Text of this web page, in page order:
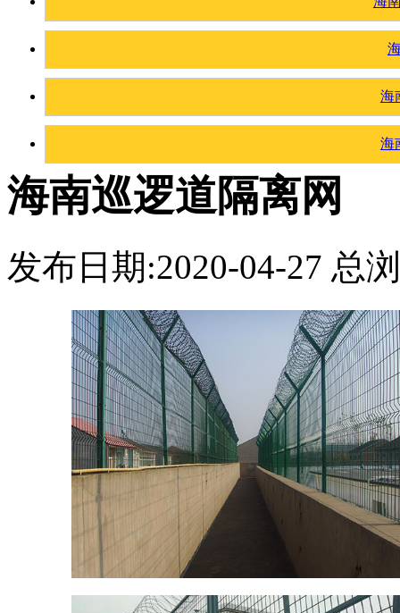
海
海
海南巡逻道隔离网
发布日期:2020-04-27 总